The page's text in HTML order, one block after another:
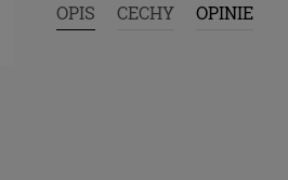
OPIS CECHY OPINIE
do organu nadzorczego